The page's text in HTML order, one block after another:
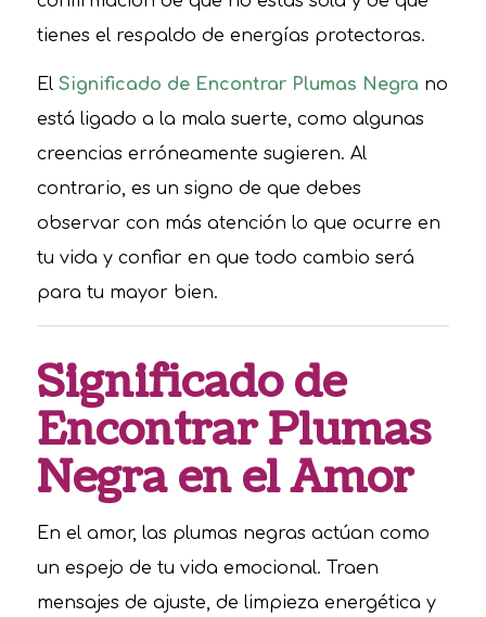
tienes el respaldo de energías protectoras.
El Significado de Encontrar Plumas Negra no
está ligado a la mala suerte, como algunas
creencias erróneamente sugieren. Al
contrario, es un signo de que debes
observar con más atención lo que ocurre en
tu vida y confiar en que todo cambio será
para tu mayor bien.
Significado de
Encontrar Plumas
Negra en el Amor
En el amor, las plumas negras actúan como
un espejo de tu vida emocional. Traen
mensajes de ajuste, de limpieza energética y